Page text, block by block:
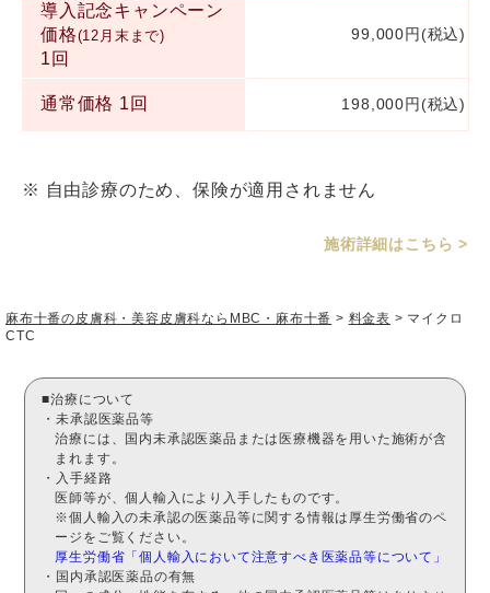
導入記念キャンペーン
価格(12月末まで)
1回
99,000円(税込)
通常価格 1回 198,000円(税込)
※ 自由診療のため、保険が適用されません
施術詳細はこちら >
麻布十番の皮膚科・美容皮膚科ならMBC・麻布十番 > 料金表 > マイクロ
CTC
■治療について
・未承認医薬品等
治療には、国内未承認医薬品または医療機器を用いた施術が含
まれます。
・入手経路
医師等が、個人輸入により入手したものです。
※個人輸入の未承認の医薬品等に関する情報は厚生労働省のペ
ージをご覧ください。
厚生労働省「個人輸入において注意すべき医薬品等について」
・国内承認医薬品の有無